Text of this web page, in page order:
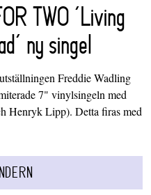
TWO ‘Living
ny singel
Freddie Wadling
7" vinylsingeln med
Henryk Lipp). Detta firas med